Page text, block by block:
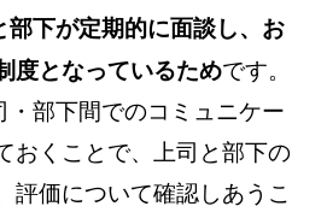
下が定期的に面談し、お
度となっているためです。
部下間でのコミュニケー
おくことで、上司と部下の
評価について確認しあうこ